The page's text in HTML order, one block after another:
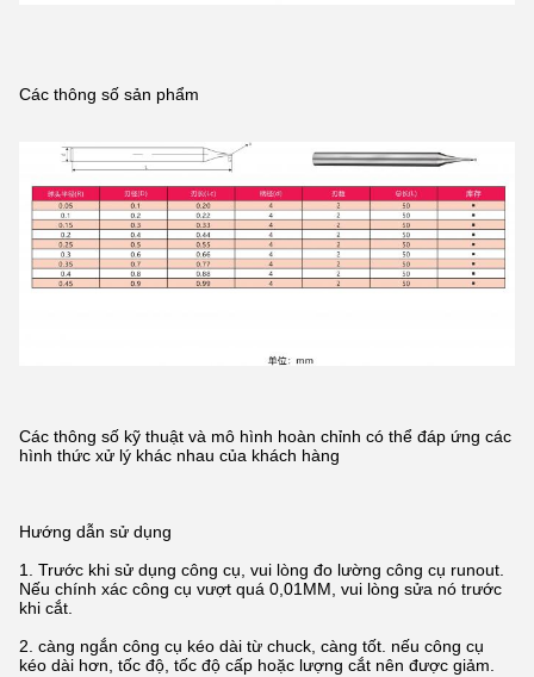
Các thông số sản phẩm
Các thông số kỹ thuật và mô hình hoàn chỉnh có thể đáp ứng các
hình thức xử lý khác nhau của khách hàng
Hướng dẫn sử dụng
1. Trước khi sử dụng công cụ, vui lòng đo lường công cụ runout.
Nếu chính xác công cụ vượt quá 0,01MM, vui lòng sửa nó trước
khi cắt.
2. càng ngắn công cụ kéo dài từ chuck, càng tốt. nếu công cụ
kéo dài hơn, tốc độ, tốc độ cấp hoặc lượng cắt nên được giảm.